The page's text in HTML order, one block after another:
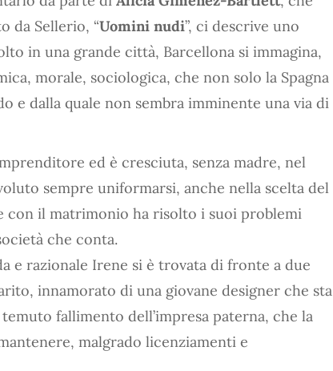
da Sellerio, “Uomini nudi”, ci descrive uno
in una grande città, Barcellona si immagina,
morale, sociologica, che non solo la Spagna
e dalla quale non sembra imminente una via di
ed è cresciuta, senza madre, nel
sempre uniformarsi, anche nella scelta del
con il matrimonio ha risolto i suoi problemi
che conta.
e razionale Irene si è trovata di fronte a due
innamorato di una giovane designer che sta
fallimento dell’impresa paterna, che la
malgrado licenziamenti e